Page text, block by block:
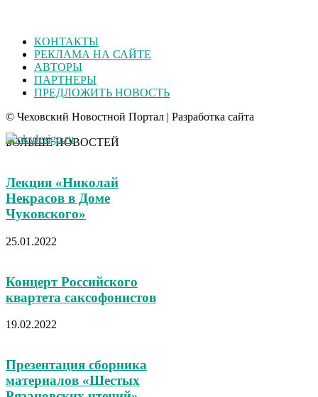
КОНТАКТЫ
РЕКЛАМА НА САЙТЕ
АВТОРЫ
ПАРТНЕРЫ
ПРЕДЛОЖИТЬ НОВОСТЬ
© Чеховский Новостной Портал | Разработка сайта
БОЛЬШЕ НОВОСТЕЙ
Лекция «Николай
Некрасов в Доме
Чуковского»
25.01.2022
Концерт Российского
квартета саксофонистов
19.02.2022
Презентация сборника
материалов «Шестых